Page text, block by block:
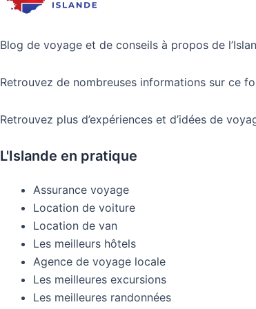
Blog de voyage et de conseils à propos de
Retrouvez de nombreuses informations sur ce
Retrouvez plus d’expériences et d’idées de
L'Islande en pratique
Assurance voyage
Location de voiture
Location de van
Les meilleurs hôtels
Agence de voyage locale
Les meilleures excursions
Les meilleures randonnées